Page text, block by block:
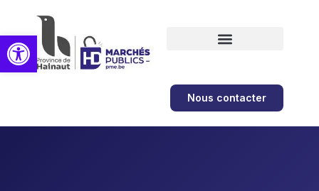
Nous contacter
Ouvrir la barre d’outils